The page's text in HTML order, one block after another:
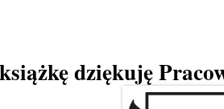
dziękuję